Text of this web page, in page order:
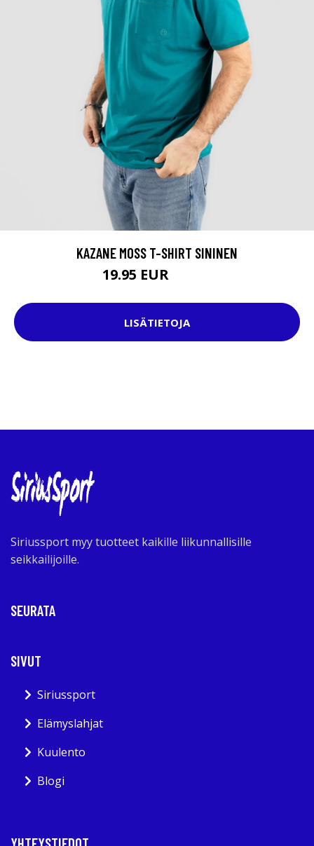
KAZANE MOSS T-SHIRT SININEN
19.95 EUR
LISÄTIETOJA
Siriussport myy tuotteet kaikille liikunnallisille
seikkailijoille.
SEURATA
SIVUT
Siriussport
Elämyslahjat
Kuulento
Blogi